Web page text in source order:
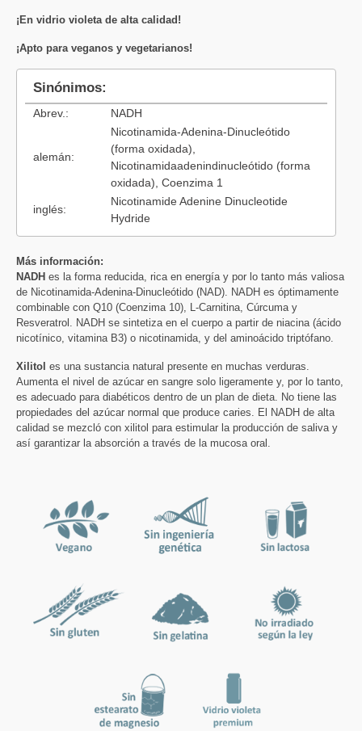
¡En vidrio violeta de alta calidad!
¡Apto para veganos y vegetarianos!
Sinónimos:
Abrev.: NADH
alemán:
Nicotinamida-Adenina-Dinucleótido
(forma oxidada),
Nicotinamidaadenindinucleótido (forma
oxidada), Coenzima 1
inglés:
Nicotinamide Adenine Dinucleotide
Hydride
Más información:
NADH es la forma reducida, rica en energía y por lo tanto más valiosa
de Nicotinamida-Adenina-Dinucleótido (NAD). NADH es óptimamente
combinable con Q10 (Coenzima 10), L-Carnitina, Cúrcuma y
Resveratrol. NADH se sintetiza en el cuerpo a partir de niacina (ácido
nicotínico, vitamina B3) o nicotinamida, y del aminoácido triptófano.
Xilitol es una sustancia natural presente en muchas verduras.
Aumenta el nivel de azúcar en sangre solo ligeramente y, por lo tanto,
es adecuado para diabéticos dentro de un plan de dieta. No tiene las
propiedades del azúcar normal que produce caries. El NADH de alta
calidad se mezcló con xilitol para estimular la producción de saliva y
así garantizar la absorción a través de la mucosa oral.